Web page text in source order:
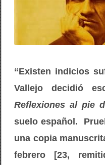
e
B
a
i
“Existen indicios
Vallejo decidió
Reflexiones al pie
suelo español.
una copia
febrero [23,